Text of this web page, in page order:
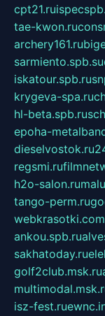
cpt21.ru
tae-kwon.ru
archery161.ru
sarmiento.spb.su
iskatour.spb.ru
krygeva-spa.ru
hl-beta.spb.ru
epoha-
dieselvostok.ru
regsmi.ru
h2o-salon.ru
tango-perm.ru
webkrasotki.com
ankou.spb.ru
sakhatoday.ru
golf2club.msk.ru
isz-fest.ru